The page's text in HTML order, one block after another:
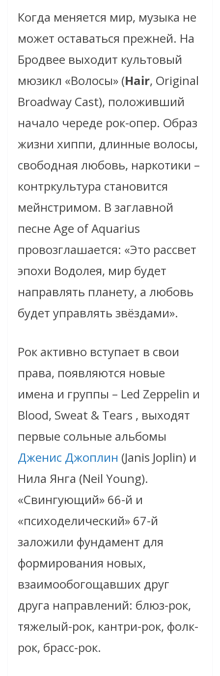
Когда меняется мир, музыка не
может оставаться прежней. На
Бродвее выходит культовый
мюзикл «Волосы» (Hair, Original
Broadway Cast), положивший
начало череде рок-опер. Образ
жизни хиппи, длинные волосы,
свободная любовь, наркотики –
контркультура становится
мейнстримом. В заглавной
песне Age of Aquarius
провозглашается: «Это рассвет
эпохи Водолея, мир будет
направлять планету, а любовь
будет управлять звёздами».
Рок активно вступает в свои
права, появляются новые
имена и группы – Led Zeppelin и
Blood, Sweat & Tears , выходят
первые сольные альбомы
Дженис Джоплин (Janis Joplin) и
Нила Янга (Neil Young).
«Свингующий» 66-й и
«психоделический» 67-й
заложили фундамент для
формирования новых,
взаимообогощавших друг
друга направлений: блюз-рок,
тяжелый-рок, кантри-рок, фолк-
рок, брасс-рок.